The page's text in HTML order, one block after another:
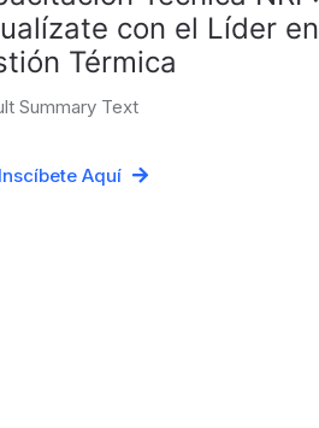
con el Líder en
Térmica
Summary Text
Inscíbete Aquí